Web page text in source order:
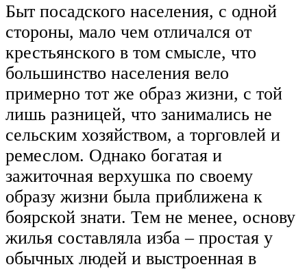
Быт посадского населения, с одной
стороны, мало чем отличался от
крестьянского в том смысле, что
большинство населения вело
примерно тот же образ жизни, с той
лишь разницей, что занимались не
сельским хозяйством, а торговлей и
ремеслом. Однако богатая и
зажиточная верхушка по своему
образу жизни была приближена к
боярской знати. Тем не менее, основу
жилья составляла изба – простая у
обычных людей и выстроенная в